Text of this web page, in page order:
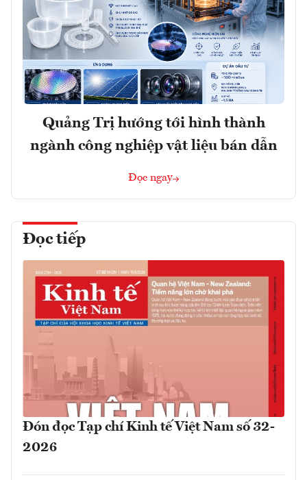
Quảng Trị hướng tới hình thành
ngành công nghiệp vật liệu bán dẫn
Đọc ngay
Đọc tiếp
Đón đọc Tạp chí Kinh tế Việt Nam số 32-
2026